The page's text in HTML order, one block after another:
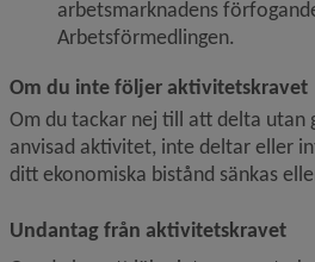
arbetsmarknadens
Arbetsförmedlingen.
Om du inte följer aktivitetskravet
Om du tackar nej till att delta utan
anvisad aktivitet, inte deltar eller
ditt ekonomiska bistånd sänkas
Undantag från aktivitetskravet